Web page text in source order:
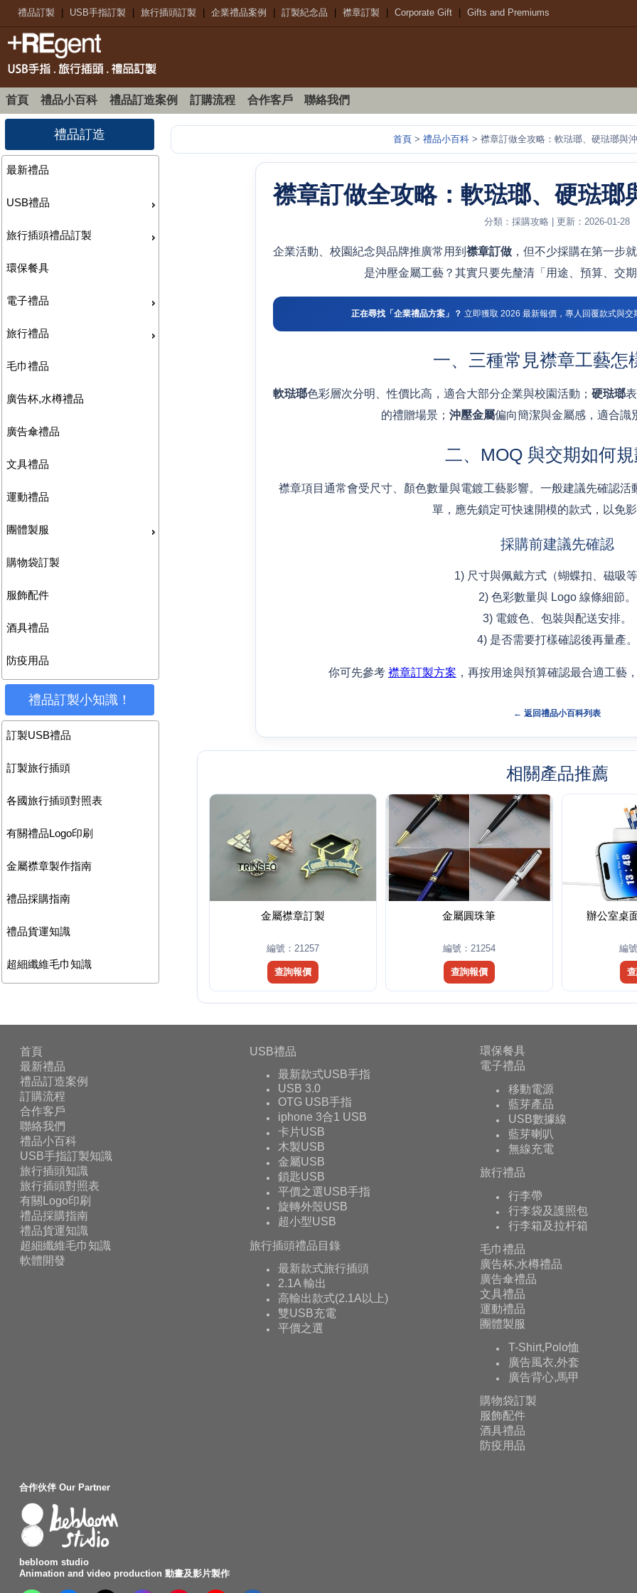
禮品訂製 USB手指訂製 旅行插頭訂製 企業禮品案例 訂製紀念品 襟章訂製 Corporate Gift Gifts and Premiums
首頁 禮品小百科 禮品訂造案例 訂購流程 合作客戶 聯絡我們
禮品訂造
最新禮品
USB禮品
旅行插頭禮品訂製
環保餐具
電子禮品
旅行禮品
毛巾禮品
廣告杯,水樽禮品
廣告傘禮品
文具禮品
運動禮品
團體製服
購物袋訂製
服飾配件
酒具禮品
防疫用品
禮品訂製小知識！
訂製USB禮品
訂製旅行插頭
各國旅行插頭對照表
有關禮品Logo印刷
金屬襟章製作指南
禮品採購指南
禮品貨運知識
超細纖維毛巾知識
首頁 >禮品小百科 > 襟章訂做全攻略：軟琺瑯、硬琺瑯與
分類：採購攻略 | 更新：2026-01-28
企業活動、校園紀念與品牌推廣常用到 襟章訂做，但不少採購在第一步
是沖壓金屬工藝？其實只要先釐清「用途、預算、交
正在尋找「企業禮品方案」？ 立即獲取 2026 最新報價，專人回覆款式與交
一、三種常見襟章工藝怎
軟琺瑯色彩層次分明、性價比高，適合大部分企業與校園活動； 硬琺瑯
的禮贈場景； 沖壓金屬偏向簡潔與金屬感，適合識
二、MOQ 與交期如何規
襟章項目通常會受尺寸、顏色數量與電鍍工藝影響。一般建議先確認
單，應先鎖定可快速開模的款式，以免影
採購前建議先確認
1) 尺寸與佩戴方式（蝴蝶扣、磁吸等
2) 色彩數量與 Logo 線條細節。
3) 電鍍色、包裝與配送安排。
4) 是否需要打樣確認後再量產。
你可先參考 襟章訂製方案 ，再按用途與預算確認最合適工藝
← 返回禮品小百科列表
相關產品推薦
金屬襟章訂製
編號：21257
查詢報價
金屬圓珠筆
編號：21254
查詢報價
辦公室桌
編
首頁
最新禮品
禮品訂造案例
訂購流程
合作客戶
聯絡我們
禮品小百科
USB手指訂製知識
旅行插頭知識
旅行插頭對照表
有關Logo印刷
禮品採購指南
禮品貨運知識
超細纖維毛巾知識
軟體開發
USB禮品
最新款式USB手指
USB 3.0
OTG USB手指
iphone 3合1 USB
卡片USB
木製USB
金屬USB
鎖匙USB
平價之選USB手指
旋轉外殼USB
超小型USB
旅行插頭禮品目錄
最新款式旅行插頭
2.1A 輸出
高輸出款式(2.1A以上)
雙USB充電
平價之選
環保餐具
電子禮品
移動電源
藍芽產品
USB數據線
藍芽喇叭
無線充電
旅行禮品
行李帶
行李袋及護照包
行李箱及拉杆箱
毛巾禮品
廣告杯,水樽禮品
廣告傘禮品
文具禮品
運動禮品
團體製服
T-Shirt,Polo恤
廣告風衣,外套
廣告背心,馬甲
購物袋訂製
服飾配件
酒具禮品
防疫用品
合作伙伴 Our Partner
bebloom studio
Animation and video production 動畫及影片製作